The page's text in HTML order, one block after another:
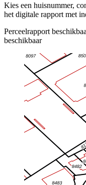
Kies een huisnummer,
het digitale rapport met
Perceelrapport
beschikbaar